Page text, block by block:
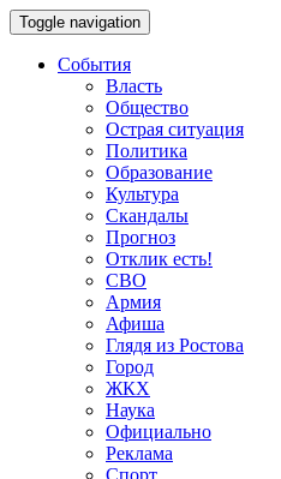
Toggle navigation
События
Власть
Общество
Острая ситуация
Политика
Образование
Культура
Скандалы
Прогноз
Отклик есть!
СВО
Армия
Афиша
Глядя из Ростова
Город
ЖКХ
Наука
Официально
Реклама
Спорт